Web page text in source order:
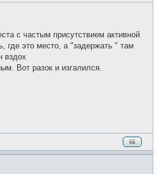
т
н
и
е
с частым присутствием активной
где это место, а "задержать " там
вздох
Вот разок и изгалился.